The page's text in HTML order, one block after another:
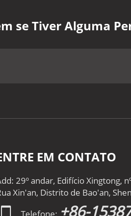
se Tiver Alguma
EM CONTATO
29º andar, Edifício Xingtong,
Xin'an, Distrito de Bao'an,
+86-